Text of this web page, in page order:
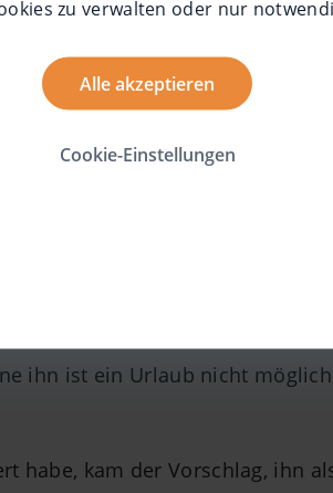
zu verwalten oder nur
Alle akzeptieren
Cookie-Einstellungen
trinken, bis der lang
in Schalter wurden wir direkt
zu müssen. Das war
die Mitarbeitenden den Rolli
Untersatz für mich, dass ich
ihn ist ein Urlaub nicht
habe, kam der Vorschlag, ihn